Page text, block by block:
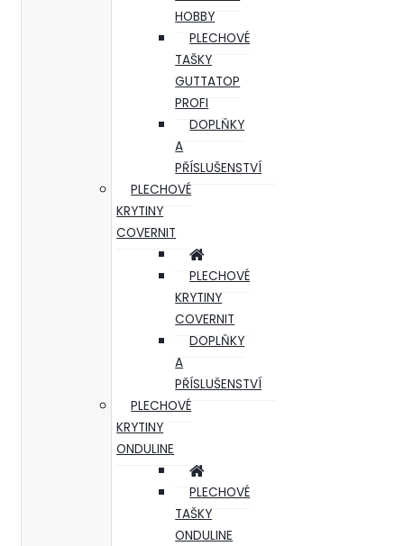
HOBBY
PLECHOVÉ
TAŠKY
GUTTATOP
PROFI
DOPLŇKY
A
PŘÍSLUŠENSTVÍ
PLECHOVÉ
KRYTINY
COVERNIT
PLECHOVÉ
KRYTINY
COVERNIT
DOPLŇKY
A
PŘÍSLUŠENSTVÍ
PLECHOVÉ
KRYTINY
ONDULINE
PLECHOVÉ
TAŠKY
ONDULINE